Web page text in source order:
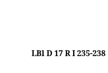
LBl D 17 R I 235-238